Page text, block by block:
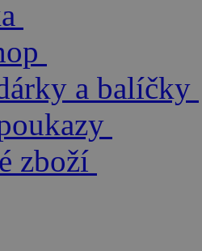
a balíčky
zboží